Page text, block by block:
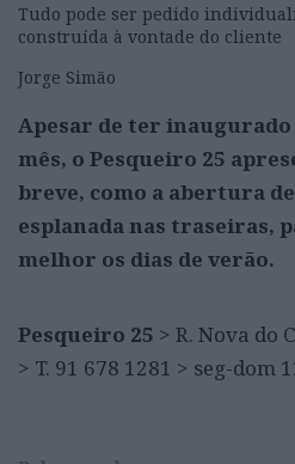
Tudo pode ser pedido
construída à vontade do cliente
Jorge Simão
Apesar de ter inaugurado
mês, o Pesqueiro 25
breve, como a abertura
esplanada nas traseiras,
melhor os dias de verão.
Pesqueiro 25 > R. Nova do
> T. 91 678 1281 > seg-dom